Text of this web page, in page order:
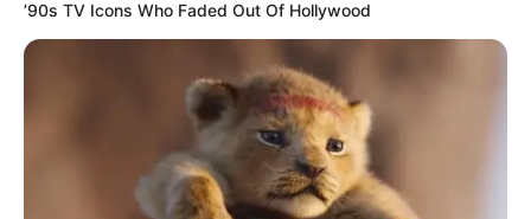
www.husum.de
de.wikipedia.org/ wiki/
Husum
Kauf- und Lesetipps:
Reiseführer Husum
’90s TV Icons Who Faded Out Of Hollywood